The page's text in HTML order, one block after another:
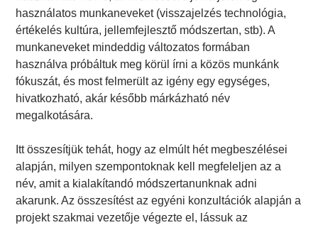
használatos munkaneveket (visszajelzés technológia,
értékelés kultúra, jellemfejlesztő módszertan, stb). A
munkaneveket mindeddig változatos formában
használva próbáltuk meg körül írni a közös munkánk
fókuszát, és most felmerült az igény egy egységes,
hivatkozható, akár később márkázható név
megalkotására.
Itt összesítjük tehát, hogy az elmúlt hét megbeszélései
alapján, milyen szempontoknak kell megfeleljen az a
név, amit a kialakítandó módszertanunknak adni
akarunk. Az összesítést az egyéni konzultációk alapján a
projekt szakmai vezetője végezte el, lássuk az